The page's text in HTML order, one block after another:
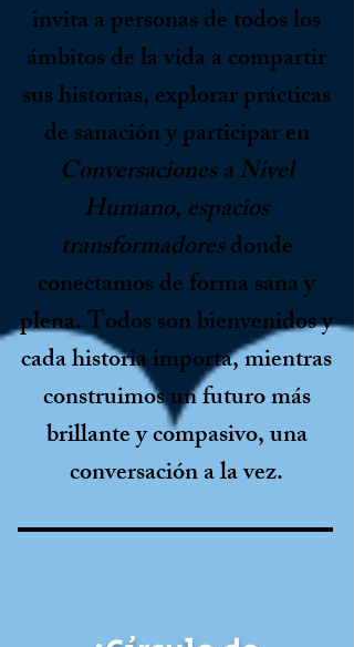
invita a personas de todos los
ámbitos de la vida a compartir
sus historias, explorar prácticas
de sanación y participar en
Conversaciones a Nivel
Humano, espacios
transformadoresdonde
conectamos de forma sana y
plena. Todos son bienvenidos y
cada historia importa, mientras
construimos un futuro más
brillante y compasivo, una
conversación a la vez.